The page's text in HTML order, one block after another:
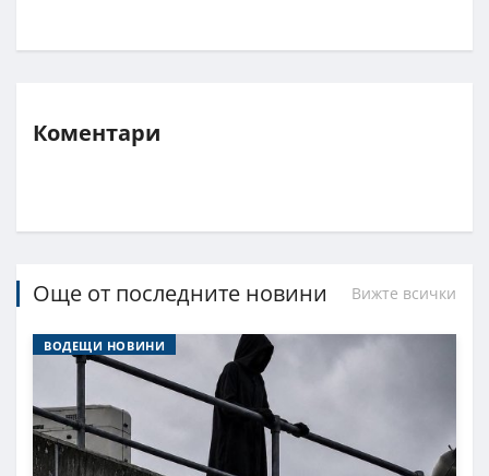
Коментари
Още от последните новини Вижте всички
ВОДЕЩИ НОВИНИ